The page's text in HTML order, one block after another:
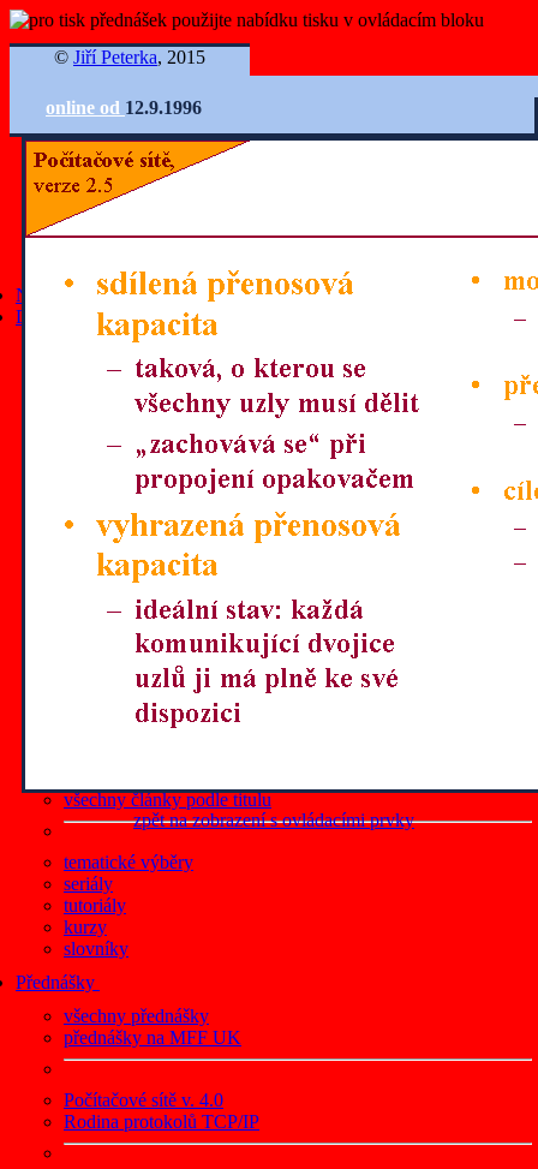
© Jiří Peterka, 2015
online od 12.9.1996
Nejnovější články
Další články
články z roku 2025
články z roku 2024
články z roku 2023
články z roku 2022
články z roku 2021
články z roku 2020
články z roku 2019
články z roku 2018
články z roku 2017
články z roku 2016
články z roku 2015
články z roku 2014
články z roku 2013
články z roku 2012
všechny články podle data
všechny články podle titulu
tematické výběry
seriály
tutoriály
kurzy
slovníky
Přednášky
všechny přednášky
přednášky na MFF UK
Počítačové sítě v. 4.0
Rodina protokolů TCP/IP
zpět na zobrazení s ovládacími prvky